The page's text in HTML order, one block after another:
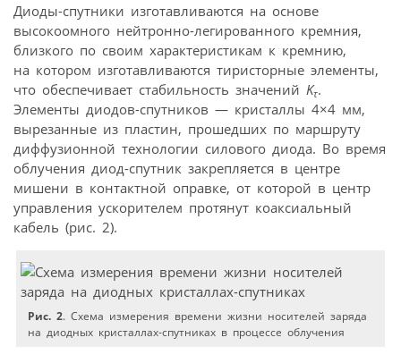
Диоды-спутники изготавливаются на основе
высокоомного нейтронно-легированного кремния,
близкого по своим характеристикам к кремнию,
на котором изготавливаются тиристорные элементы,
что обеспечивает стабильность значений Kτ.
Элементы диодов-спутников — кристаллы 4×4 мм,
вырезанные из пластин, прошедших по маршруту
диффузионной технологии силового диода. Во время
облучения диод-спутник закрепляется в центре
мишени в контактной оправке, от которой в центр
управления ускорителем протянут коаксиальный
кабель (рис. 2).
Рис. 2. Схема измерения времени жизни носителей заряда
на диодных кристаллах-спутниках в процессе облучения